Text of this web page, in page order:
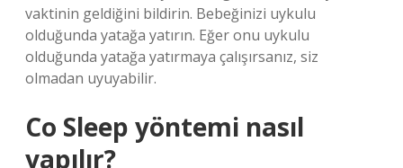
vaktinin geldiğini bildirin. Bebeğinizi uykulu
olduğunda yatağa yatırın. Eğer onu uykulu
olduğunda yatağa yatırmaya çalışırsanız, siz
olmadan uyuyabilir.
Co Sleep yöntemi nasıl
yapılır?